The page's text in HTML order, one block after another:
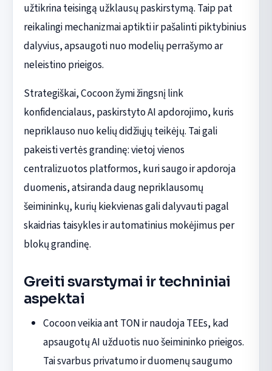
užtikrina teisingą užklausų paskirstymą. Taip pat
reikalingi mechanizmai aptikti ir pašalinti piktybinius
dalyvius, apsaugoti nuo modelių perrašymo ar
neleistino prieigos.
Strategiškai, Cocoon žymi žingsnį link
konfidencialaus, paskirstyto AI apdorojimo, kuris
nepriklauso nuo kelių didžiųjų teikėjų. Tai gali
pakeisti vertės grandinę: vietoj vienos
centralizuotos platformos, kuri saugo ir apdoroja
duomenis, atsiranda daug nepriklausomų
šeimininkų, kurių kiekvienas gali dalyvauti pagal
skaidrias taisykles ir automatinius mokėjimus per
blokų grandinę.
Greiti svarstymai ir techniniai
aspektai
Cocoon veikia ant TON ir naudoja TEEs, kad
apsaugotų AI užduotis nuo šeimininko prieigos.
Tai svarbus privatumo ir duomenų saugumo